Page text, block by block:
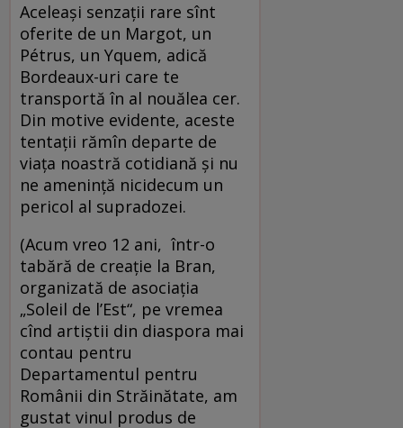
Aceleaşi senzaţii rare sînt
oferite de un Margot, un
Pétrus, un Yquem, adică
Bordeaux-uri care te
transportă în al nouălea cer.
Din motive evidente, aceste
tentații rămîn departe de
viața noastră cotidiană și nu
ne amenință nicidecum un
pericol al supradozei.
(Acum vreo 12 ani, într-o
tabără de creație la Bran,
organizată de asociația
„Soleil de l’Est“, pe vremea
cînd artiștii din diaspora mai
contau pentru
Departamentul pentru
Românii din Străinătate, am
gustat vinul produs de